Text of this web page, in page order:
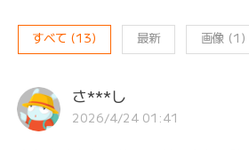
すべて (13) 最新 画像 ( 1 )
さ***し
2026/4/24 01:41